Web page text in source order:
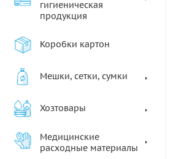
гигиеническая
продукция
Коробки картон
Мешки, сетки, сумки
Хозтовары
Медицинские
расходные материалы